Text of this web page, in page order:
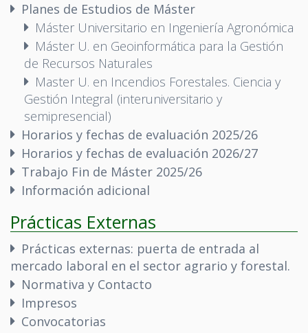
Planes de Estudios de Máster
Máster Universitario en Ingeniería Agronómica
Máster U. en Geoinformática para la Gestión
de Recursos Naturales
Master U. en Incendios Forestales. Ciencia y
Gestión Integral (interuniversitario y
semipresencial)
Horarios y fechas de evaluación 2025/26
Horarios y fechas de evaluación 2026/27
Trabajo Fin de Máster 2025/26
Información adicional
Prácticas Externas
Prácticas externas: puerta de entrada al
mercado laboral en el sector agrario y forestal.
Normativa y Contacto
Impresos
Convocatorias